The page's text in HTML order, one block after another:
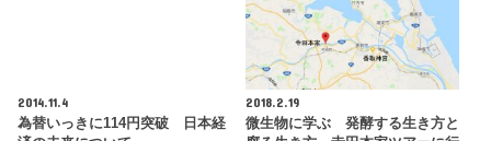
2014.11.4
為替いっきに114円突破 日本経
2018.2.19
微生物に学ぶ 発酵する生き方と